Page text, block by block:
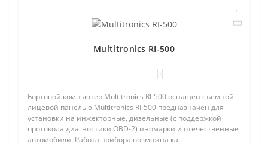
Multitronics RI-500
Бортовой компьютер Multitronics RI-500 оснащен съемной
лицевой панелью!Multitronics RI-500 предназначен для
установки на инжекторные, дизельные (с поддержкой
протокола диагностики OBD-2) иномарки и отечественные
автомобили. Работа прибора возможна ка..